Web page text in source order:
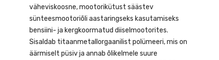
väheviskoosne, mootorikütust säästev
sünteesmootoriõli aastaringseks kasutamiseks
bensiini- ja kergkoormatud diiselmootorites.
Sisaldab titaanmetallorgaanilist polümeeri, mis on
äärmiselt püsiv ja annab õlikelmele suure